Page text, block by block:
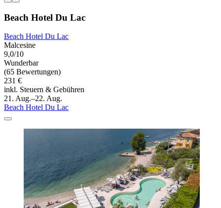
Beach Hotel Du Lac
Beach Hotel Du Lac
Malcesine
9,0/10
Wunderbar
(65 Bewertungen)
231 €
inkl. Steuern & Gebühren
21. Aug.–22. Aug.
Beach Hotel Du Lac